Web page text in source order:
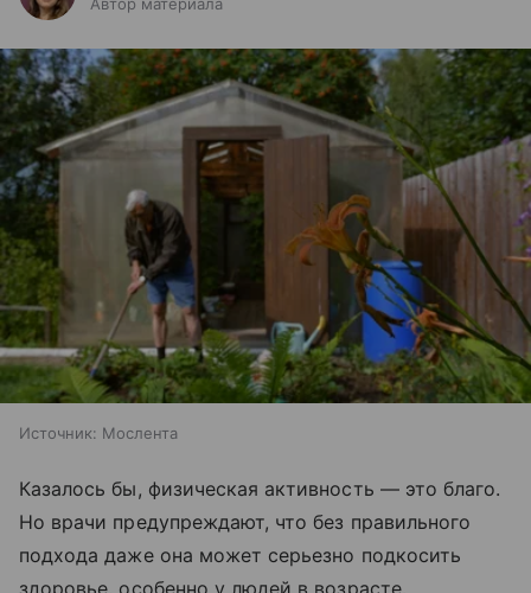
Источник: Мослента
Казалось бы, физическая активность — это благо.
Но врачи предупреждают, что без правильного
подхода даже она может серьезно подкосить
здоровье, особенно у людей в возрасте.